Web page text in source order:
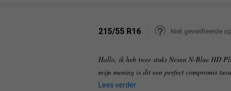
215/55 R16 Niet geverifieerde
Hallo, ik heb twee stuks Nexen N-Blue HD
mijn mening is dit een perfect compromis
Lees verder